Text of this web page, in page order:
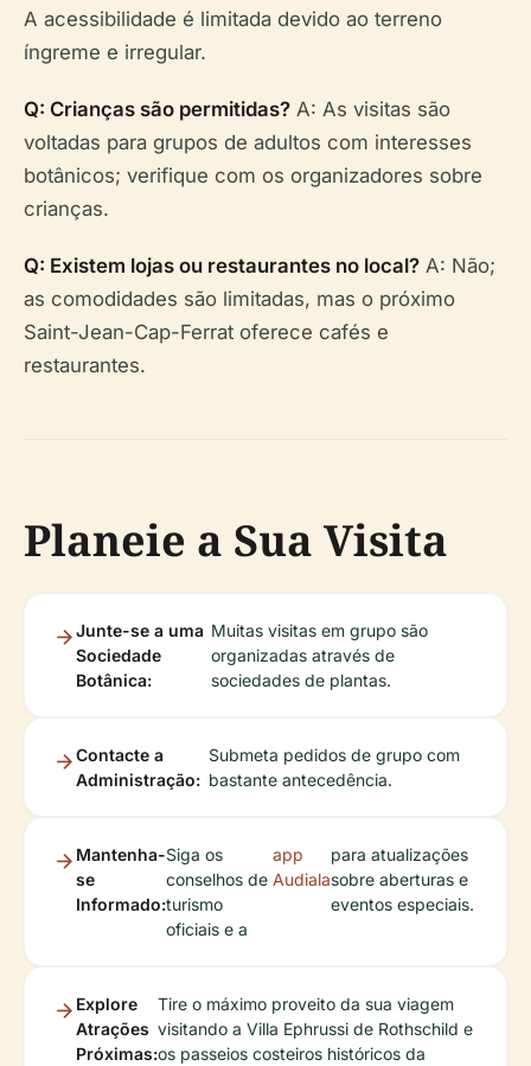
A acessibilidade é limitada devido ao terreno
íngreme e irregular.
Q: Crianças são permitidas? A: As visitas são
voltadas para grupos de adultos com interesses
botânicos; verifique com os organizadores sobre
crianças.
Q: Existem lojas ou restaurantes no local? A: Não;
as comodidades são limitadas, mas o próximo
Saint-Jean-Cap-Ferrat oferece cafés e
restaurantes.
Planeie a Sua Visita
Junte-se a uma
Sociedade
Botânica:
Muitas visitas em grupo são
organizadas através de
sociedades de plantas.
Contacte a
Administração:
Submeta pedidos de grupo com
bastante antecedência.
Mantenha-
se
Informado:
Siga os
conselhos de
turismo
oficiais e a
app
Audiala
para atualizações
sobre aberturas e
eventos especiais.
Explore
Atrações
Próximas:
Tire o máximo proveito da sua viagem
visitando a Villa Ephrussi de Rothschild e
os passeios costeiros históricos da